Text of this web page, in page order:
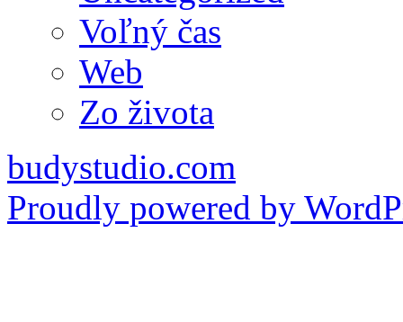
Voľný čas
Web
Zo života
budystudio.com
Proudly powered by